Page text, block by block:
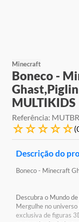
Minecraft
Boneco -
MULTIKIDS
Referência:
☆☆☆☆☆(
Descrição do
Boneco - Minecraft
Descubra o Mundo
Mergulhe no
exclusiva de figuras